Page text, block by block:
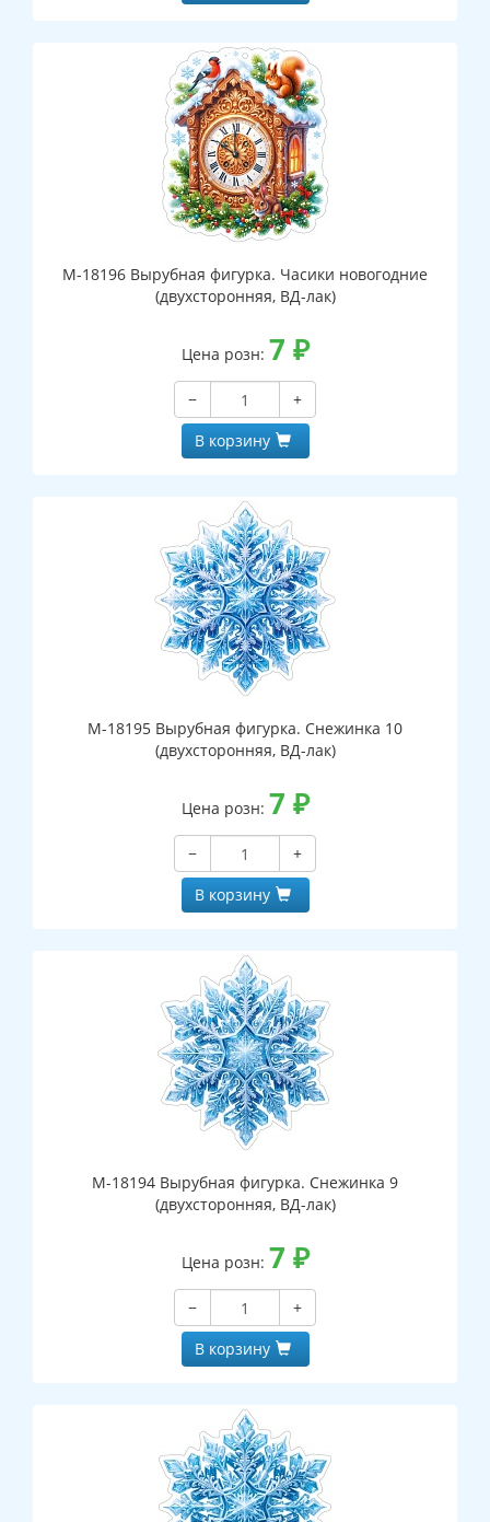
М-18196 Вырубная фигурка. Часики новогодние
(двухсторонняя, ВД-лак)
Цена розн: 7 ₽
−
+
В корзину
М-18195 Вырубная фигурка. Снежинка 10
(двухсторонняя, ВД-лак)
Цена розн: 7 ₽
−
+
В корзину
М-18194 Вырубная фигурка. Снежинка 9
(двухсторонняя, ВД-лак)
Цена розн: 7 ₽
−
+
В корзину